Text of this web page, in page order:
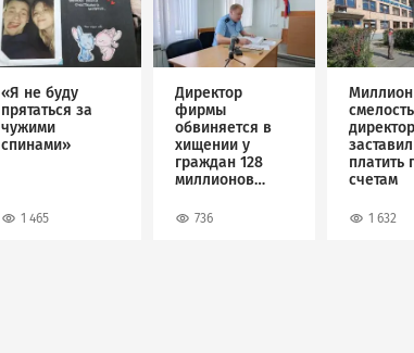
«Я не буду
прятаться за
чужими
спинами»
1 465
Директор
фирмы
обвиняется в
хищении у
граждан 128
миллионов
736
платить
счетам
1 632